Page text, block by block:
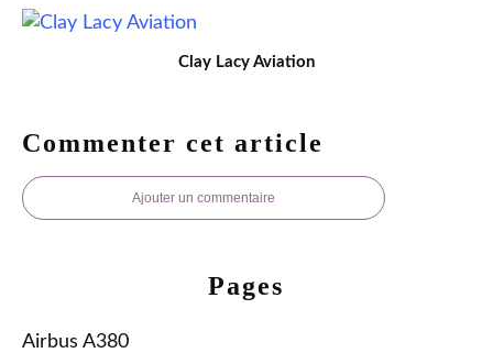
Clay Lacy Aviation
Commenter cet article
Ajouter un commentaire
Pages
Airbus A380